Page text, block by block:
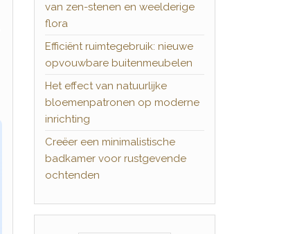
van zen-stenen en weelderige
flora
Efficiënt ruimtegebruik: nieuwe
opvouwbare buitenmeubelen
Het effect van natuurlijke
bloemenpatronen op moderne
inrichting
Creëer een minimalistische
badkamer voor rustgevende
ochtenden